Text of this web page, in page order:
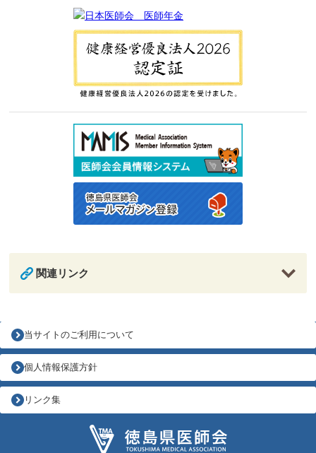
関連リンク
当サイトのご利用について
個人情報保護方針
リンク集